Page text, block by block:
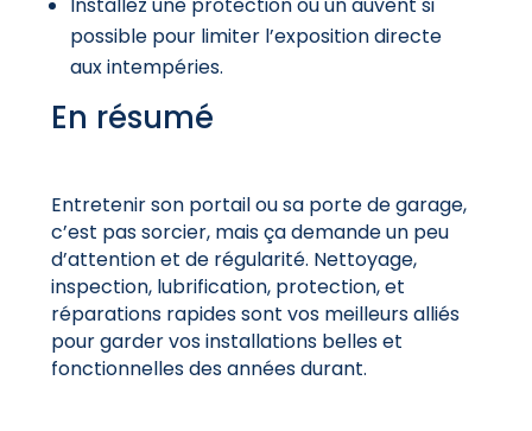
possible pour limiter l’exposition directe
aux intempéries.
En résumé
Entretenir son portail ou sa porte de garage,
c’est pas sorcier, mais ça demande un peu
d’attention et de régularité. Nettoyage,
inspection, lubrification, protection, et
réparations rapides sont vos meilleurs alliés
pour garder vos installations belles et
fonctionnelles des années durant.